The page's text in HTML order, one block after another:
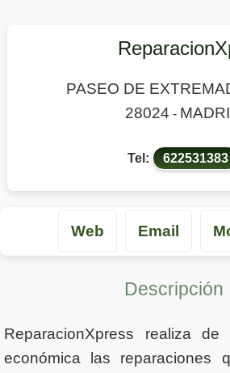
PASEO DE
28024 -
Tel: 622531383
Web Email
Descripción
ReparacionXpress realiza
económica las reparaciones